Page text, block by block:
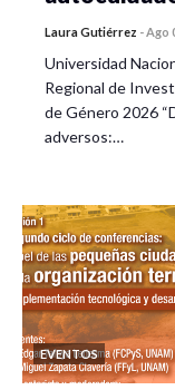
Laura Gutiérrez -Ago
Universidad
Regional de
de Género 2026
adversos:…
EVENTOS